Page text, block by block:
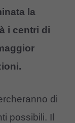
la
i centri di
di
possibili. Il